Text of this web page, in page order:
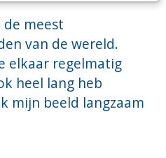
de meest
van de wereld.
elkaar regelmatig
heel lang heb
mijn beeld langzaam